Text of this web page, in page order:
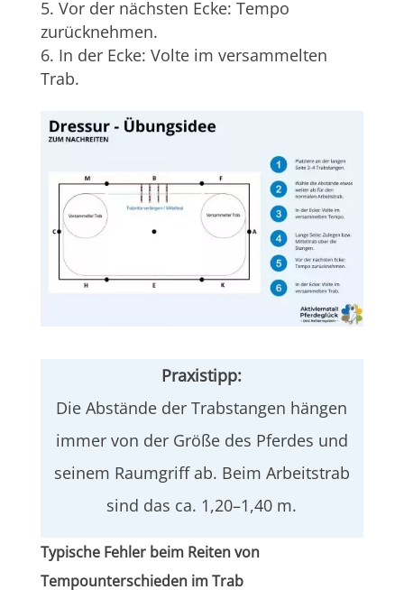
Vor der nächsten Ecke: Tempo
zurücknehmen.
In der Ecke: Volte im versammelten
Trab.
Praxistipp:
Die Abstände der Trabstangen hängen
immer von der Größe des Pferdes und
seinem Raumgriff ab. Beim Arbeitstrab
sind das ca. 1,20–1,40 m.
Typische Fehler beim Reiten von
Tempounterschieden im Trab